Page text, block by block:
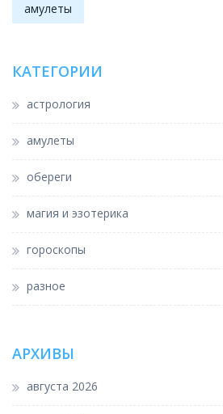
амулеты
КАТЕГОРИИ
астрология
амулеты
обереги
магия и эзотерика
гороскопы
разное
АРХИВЫ
августа 2026